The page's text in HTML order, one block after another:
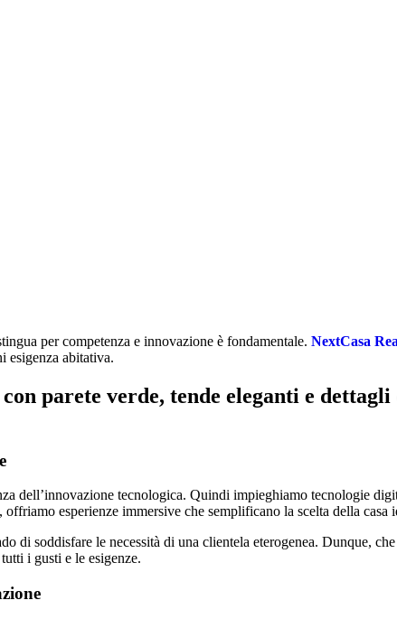
per competenza e innovazione è fondamentale. NextCasa
esigenza abitativa.
dell’innovazione tecnologica. Quindi impieghiamo tecnologie
esperienze immersive che semplificano la scelta della casa
di soddisfare le necessità di una clientela eterogenea. Dunque,
i gusti e le esigenze.